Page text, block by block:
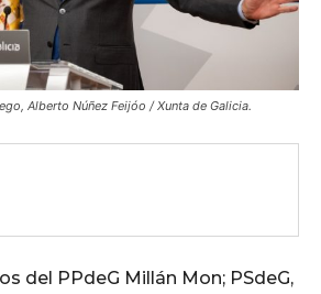
Alberto Núñez Feijóo / Xunta de Galicia.
del PPdeG Millán Mon; PSdeG,